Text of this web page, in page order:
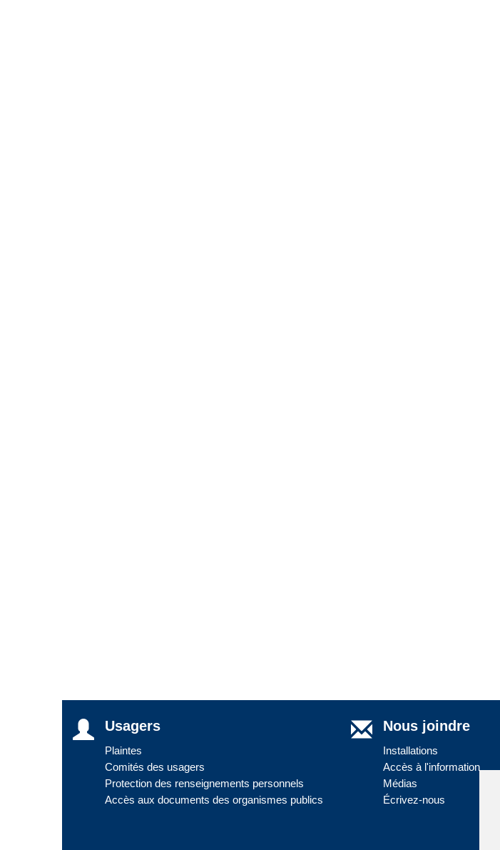
Usagers
Plaintes
Comités des usagers
Protection des renseignements personnels
Accès aux documents des organismes publics
Nous joindre
Installations
Accès à l'information
Médias
Écrivez-nous